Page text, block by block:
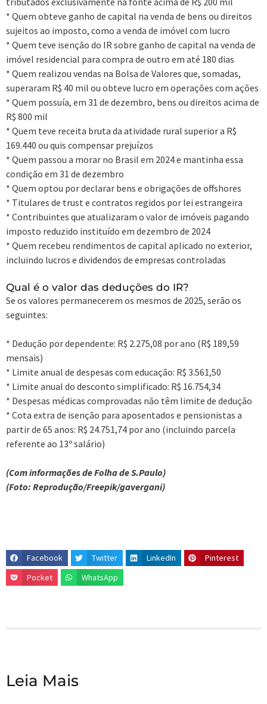
* Quem obteve ganho de capital na venda de bens ou direitos
sujeitos ao imposto, como a venda de imóvel com lucro
* Quem teve isenção do IR sobre ganho de capital na venda de
imóvel residencial para compra de outro em até 180 dias
* Quem realizou vendas na Bolsa de Valores que, somadas,
superaram R$ 40 mil ou obteve lucro em operações com ações
* Quem possuía, em 31 de dezembro, bens ou direitos acima de
R$ 800 mil
* Quem teve receita bruta da atividade rural superior a R$
169.440 ou quis compensar prejuízos
* Quem passou a morar no Brasil em 2024 e mantinha essa
condição em 31 de dezembro
* Quem optou por declarar bens e obrigações de offshores
* Titulares de trust e contratos regidos por lei estrangeira
* Contribuintes que atualizaram o valor de imóveis pagando
imposto reduzido instituído em dezembro de 2024
* Quem recebeu rendimentos de capital aplicado no exterior,
incluindo lucros e dividendos de empresas controladas
Qual é o valor das deduções do IR?
Se os valores permanecerem os mesmos de 2025, serão os
seguintes:
* Dedução por dependente: R$ 2.275,08 por ano (R$ 189,59
mensais)
* Limite anual de despesas com educação: R$ 3.561,50
* Limite anual do desconto simplificado: R$ 16.754,34
* Despesas médicas comprovadas não têm limite de dedução
* Cota extra de isenção para aposentados e pensionistas a
partir de 65 anos: R$ 24.751,74 por ano (incluindo parcela
referente ao 13º salário)
(Com informações de Folha de S.Paulo)
(Foto: Reprodução/Freepik/gavergani)
Facebook Twitter LinkedIn
Pinterest
Pocket
WhatsApp
Leia Mais